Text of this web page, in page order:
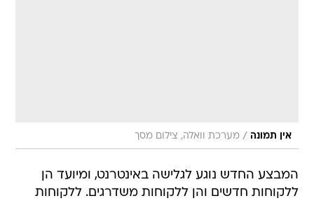
אין תמונה / מערכת וואלה, צילום מסך
המבצע החדש נוגע לגלישה באינטרנט, ומיועד הן
ללקוחות חדשים והן ללקוחות משדרגים. ללקוחות